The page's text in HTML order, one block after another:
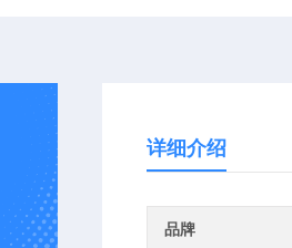
详细介绍
品牌